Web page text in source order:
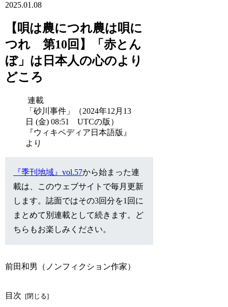
2025.01.08
【唄は農につれ農は唄に
つれ 第10回】「赤とん
ぼ」は日本人の心のより
どころ
連載
「砂川事件」（2024年12月13
日 (金) 08:51 UTCの版）
『ウィキペディア日本語版』
より
『季刊地域』vol.57から始まった連
載は、このウェブサイトで毎月更新
します。誌面ではその3回分を1回に
まとめて別連載として続きます。ど
ちらもお楽しみください。
前田和男（ノンフィクション作家）
目次